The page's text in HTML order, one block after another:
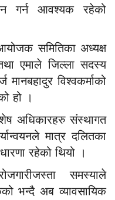
गर्न आवश्यक रहेको
समितिका अध्यक्ष
एमाले जिल्ला सदस्य
मानबहादुर विश्वकर्माको
हो ।
अधिकारहरु संस्थागत
मात्र दलितका
रहेको थियो ।
समस्याले
भन्दै अब व्यावसायिक